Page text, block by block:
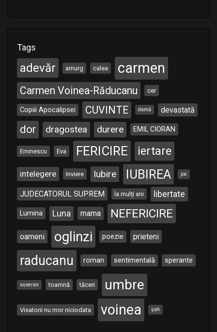
Tags
adevăr amurg calea carmen
Carmen Voinea-Răducanu cer
Copiii Apocalipsei CUVINTE damă devastată
dor dragostea durere EMIL CIORAN
Eminescu Eva FERICIRE iertare
intelegere Inviere Iubire IUBIREA joc
JUDECATORUL SUPREM la mulți ani libertate
Lumina Luna mama NEFERICIRE
oameni oglinzi poezie prieteni
raducanu roman sentimentală sperante
suveran toamnă tăceri umbre
Visatorii nu mor niciodata voinea șah